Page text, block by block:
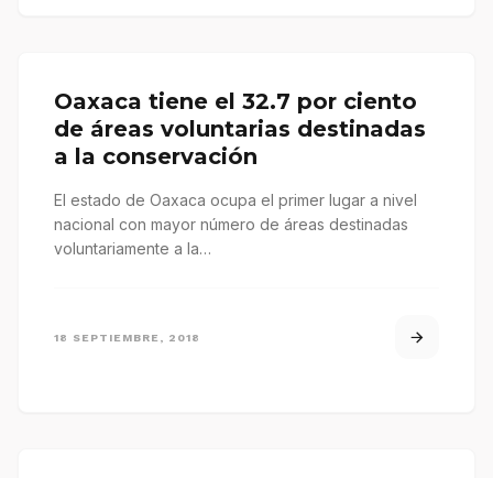
Oaxaca tiene el 32.7 por ciento
de áreas voluntarias destinadas
a la conservación
El estado de Oaxaca ocupa el primer lugar a nivel
nacional con mayor número de áreas destinadas
voluntariamente a la…
18 SEPTIEMBRE, 2018